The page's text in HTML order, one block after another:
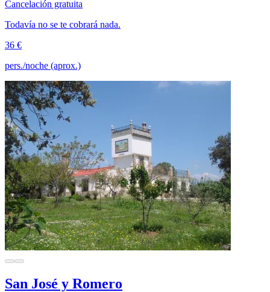
Cancelación gratuita
Todavía no se te cobrará nada.
36 €
pers./noche (aprox.)
San José y Romero